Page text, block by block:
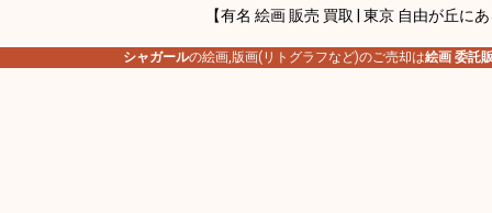
【有名 絵画 販売 買取 | 東京 自由が丘に
シャガールの絵画,版画(リトグラフなど)のご売却は絵画 委託